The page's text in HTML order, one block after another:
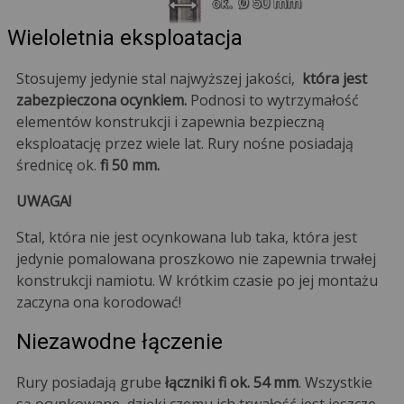
Wieloletnia eksploatacja
Stosujemy jedynie stal najwyższej jakości, która jest
zabezpieczona ocynkiem.Podnosi to wytrzymałość
elementów konstrukcji i zapewnia bezpieczną
eksploatację przez wiele lat. Rury nośne posiadają
średnicę ok. fi 50 mm.
UWAGA!
Stal, która nie jest ocynkowana lub taka, która jest
jedynie pomalowana proszkowo nie zapewnia trwałej
konstrukcji namiotu. W krótkim czasie po jej montażu
zaczyna ona korodować!
Niezawodne łączenie
Rury posiadają grube łączniki fi ok. 54 mm. Wszystkie